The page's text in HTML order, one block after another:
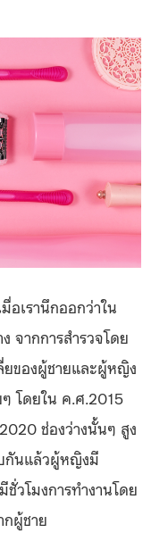
อเรานึกออกว่าใน
จากการสำรวจโดย
ยของผู้ชายและผู้หญิง
โดยใน ค.ศ.2015
ช่องว่างนั้นๆ สูง
กันแล้วผู้หญิงมี
วโมงการทำงานโดย
กผู้ชาย